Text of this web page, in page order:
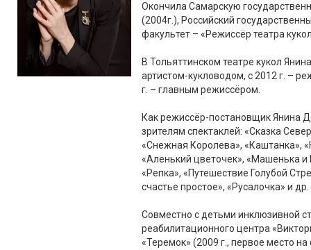
Окончила Самарскую
(2004г.), Российский
факультет – «Режиссёр театра
В Тольяттинском театре кукол
артистом-кукловодом, с 2012 г. –
г. – главным режиссёром.
Как режиссёр-постановщик Янина
зрителям спектаклей: «Сказка
«Снежная Королева», «Каштанка»,
«Аленький цветочек», «Машенька
«Репка», «Путешествие Голубой
счастье простое», «Русалочка» и др.
Совместно с детьми инклюзивной
реабилитационного центра
«Теремок» (2009 г., первое место